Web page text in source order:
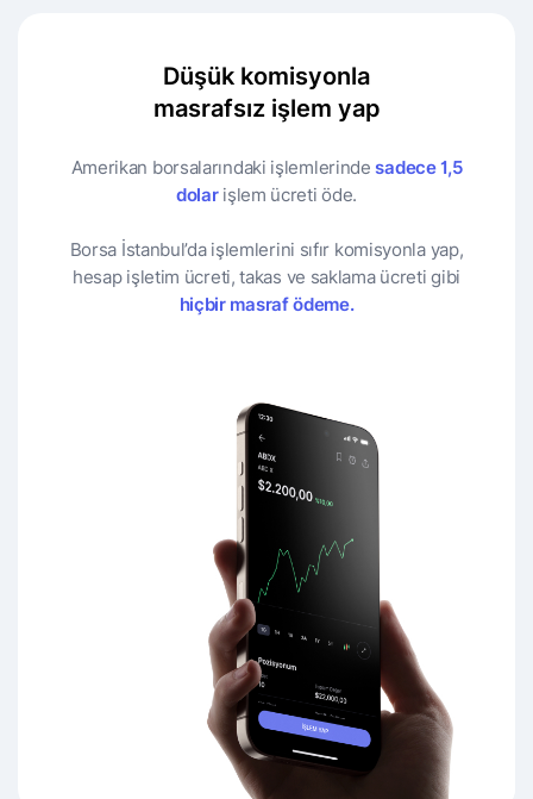
Düşük komisyonla
masrafsız işlem yap
Amerikan borsalarındaki işlemlerinde sadece 1,5
dolarişlem ücreti öde.
Borsa İstanbul’da işlemlerini sıfır komisyonla yap,
hesap işletim ücreti, takas ve saklama ücreti gibi
hiçbir masraf ödeme.